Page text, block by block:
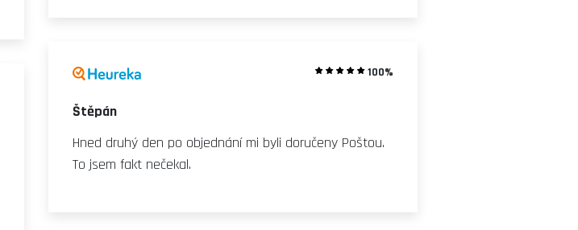
100%
Štěpán
Hned druhý den po objednání mi byli doručeny Poštou.
To jsem fakt nečekal.